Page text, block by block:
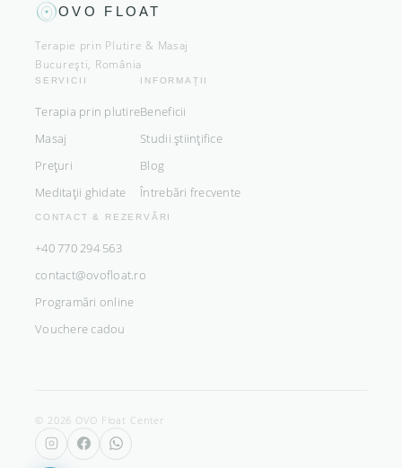
OVO FLOAT
Terapie prin Plutire & Masaj
București, România
SERVICII
Terapia prin plutire
Masaj
Prețuri
Meditații ghidate
INFORMAȚII
Beneficii
Studii științifice
Blog
Întrebări frecvente
CONTACT & REZERVĂRI
+40 770 294 563
contact@ovofloat.ro
Programări online
Vouchere cadou
© 2026 OVO Float Center